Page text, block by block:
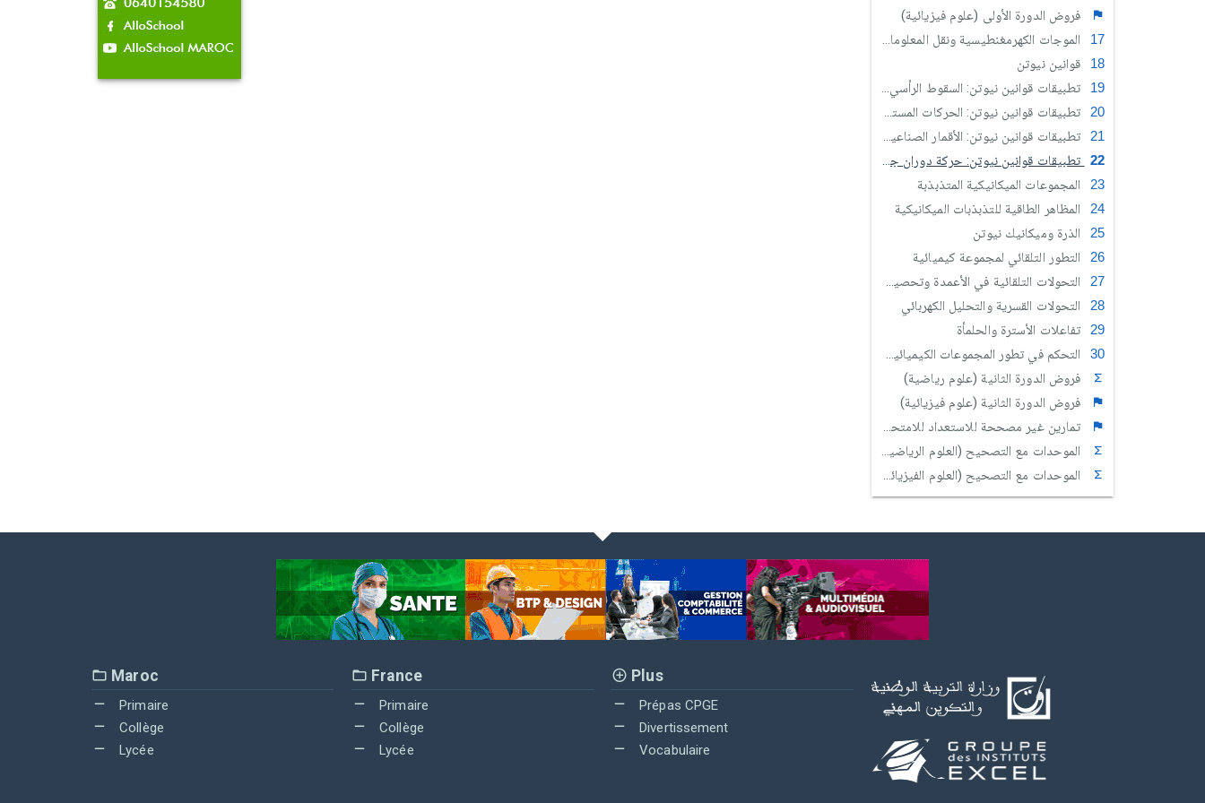
فروض الدورة الأولى (علوم فيزيائية)
الموجات الكهرمغنطيسية ونقل المعلومات - تضمين الوسع
قوانين نيوتن
تطبيقات قوانين نيوتن: السقوط الرأسي لجسم صلب
تطبيقات قوانين نيوتن: الحركات المستوية
تطبيقات قوانين نيوتن: الأقمار الصناعية والكواكب
تطبيقات قوانين نيوتن: حركة دوران جسم صلب حول محور ثابت
المجموعات الميكانيكية المتذبذبة
المظاهر الطاقية للتذبذبات الميكانيكية
الذرة وميكانيك نيوتن
التطور التلقائي لمجموعة كيميائية
التحولات التلقائية في الأعمدة وتحصيل الطاقة
التحولات القسرية والتحليل الكهربائي
تفاعلات الأسترة والحلمأة
التحكم في تطور المجموعات الكيميائية بتغيير متفاعل
فروض الدورة الثانية (علوم رياضية)
فروض الدورة الثانية (علوم فيزيائية)
تمارين غير مصححة للاستعداد للامتحان الوطني
الموحدات مع التصحيح (العلوم الرياضية)
الموحدات مع التصحيح (العلوم الفيزيائية)
Maroc
Primaire
Collège
Lycée
France
Primaire
Collège
Lycée
Plus
Prépas CPGE
Divertissement
Vocabulaire